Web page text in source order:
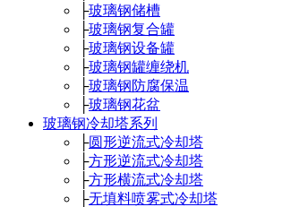
├玻璃钢储槽
├玻璃钢复合罐
├玻璃钢设备罐
├玻璃钢罐缠绕机
├玻璃钢防腐保温
├玻璃钢花盆
玻璃钢冷却塔系列
├圆形逆流式冷却塔
├方形逆流式冷却塔
├方形横流式冷却塔
├无填料喷雾式冷却塔